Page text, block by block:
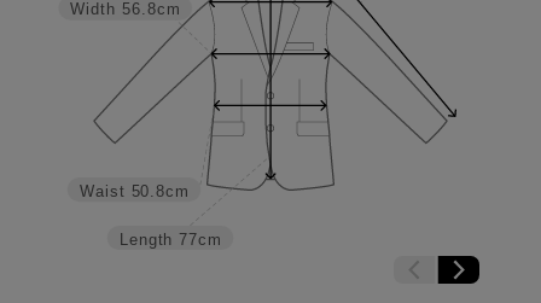
Length 77cm
Waist 50.8cm
Width 56.8cm